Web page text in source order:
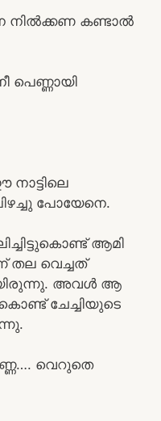
നിൽക്കണ കണ്ടാൽ
പെണ്ണായി
പോയേനെ.
ആമി
തല വെച്ചത്
അവൾ ആ
ചേച്ചിയുടെ
വെറുതെ